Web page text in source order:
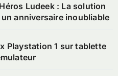
Ludeek : La solution
anniversaire inoubliable
Playstation 1 sur tablette